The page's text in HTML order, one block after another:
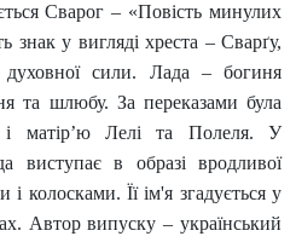
Сварог – «Повість минулих
знак у вигляді хреста – Сварґу,
духовної сили. Лада – богиня
та шлюбу. За переказами була
матір’ю Лелі та Полеля. У
виступає в образі вродливої
і колосками. Її ім'я згадується у
Автор випуску – український